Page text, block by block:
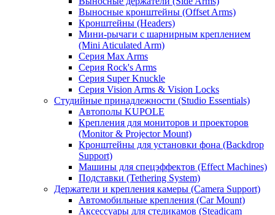
Выносные кронштейны (Offset Arms)
Кронштейны (Headers)
Мини-рычаги с шарнирным креплением
(Mini Aticulated Arm)
Серия Max Arms
Серия Rock's Arms
Серия Super Knuckle
Серия Vision Arms & Vision Locks
Студийные принадлежности (Studio Essentials)
Автополы KUPOLE
Крепления для мониторов и проекторов
(Monitor & Projector Mount)
Кронштейны для установки фона (Backdrop
Support)
Машины для спецэффектов (Effect Machines)
Подставки (Tethering System)
Держатели и крепления камеры (Camera Support)
Автомобильные крепления (Car Mount)
Аксессуары для стедикамов (Steadicam